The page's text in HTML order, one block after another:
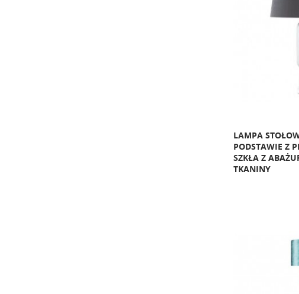
LAMPA
PODSTAWIE Z
SZKŁA Z
TKANINY